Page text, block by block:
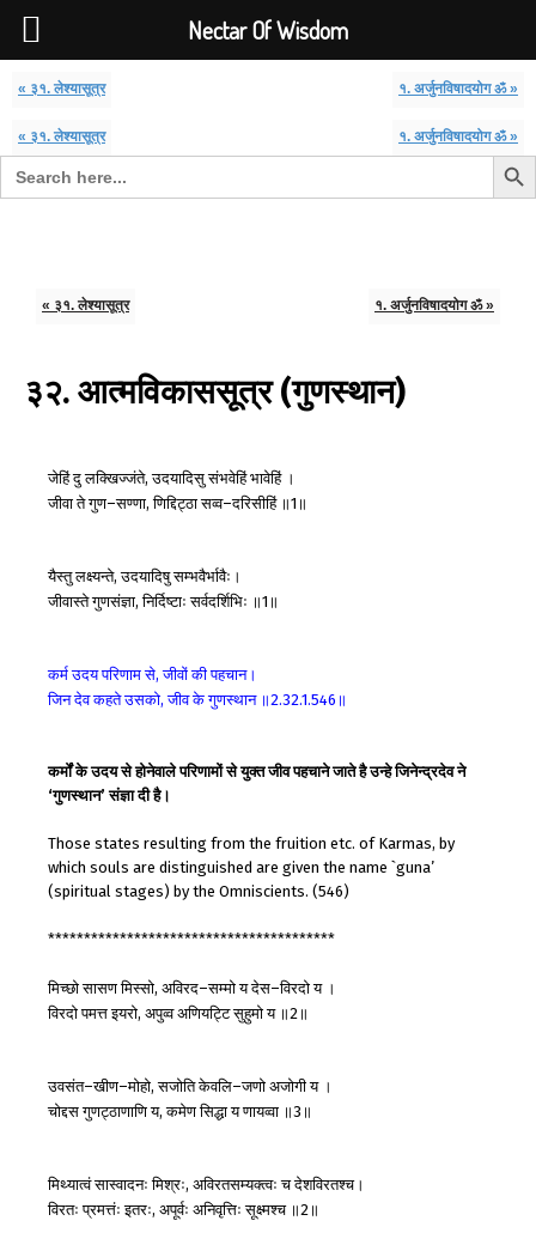
« ३१. लेश्यासूत्र १. अर्जुनविषादयोग ॐ »
« ३१. लेश्यासूत्र १. अर्जुनविषादयोग ॐ »
Search for: Search
« ३१. लेश्यासूत्र १. अर्जुनविषादयोग ॐ »
३२. आत्मविकाससूत्र (गुणस्थान)
जेहिंदुलक्खिज्जंते,उदयादिसुसंभवेहिंभावेहिं ।
जीवातेगुण–सण्णा,णिद्दिट्ठासव्व–दरिसीहिं ॥1 ॥
यैस्तुलक्ष्यन्ते,उदयादिषुसम्भवैर्भावैः।
जीवास्तेगुणसंज्ञा,निर्दिष्टाः सर्वदर्शिभिः ॥1 ॥
कर्मउदयपरिणामसे,जीवोंकीपहचान।
जिनदेवकहतेउसको,जीवकेगुणस्थान ॥2.32.1.546 ॥
कर्मों के उदय से होनेवाले परिणामों से युक्त जीव पहचाने जाते है उन्हे जिनेन्द्रदेव ने
‘गुणस्थान’ संज्ञा दी है।
Those states resulting from the fruition etc. of Karmas, by
which souls are distinguished are given the name `guna’
(spiritual stages) by the Omniscients. (546)
****************************************
मिच्छोसासणमिस्सो, अविरद–सम्मोयदेस–विरदोय ।
विरदोपमत्तइयरो, अपुव्वअणियट्टिसुहुमोय ॥2 ॥
उवसंत–खीण–मोहो,सजोतिकेवलि–जणोअजोगीय ।
चोद्दसगुणट्ठाणाणिय,कमेणसिद्धायणायव्वा ॥3 ॥
मिथ्यात्वंसास्वादनः मिश्रः, अविरतसम्यक्त्वः चदेशविरतश्च।
विरतः प्रमत्तंः इतरः, अपूर्वः अनिवृत्तिः सूक्ष्मश्च ॥2 ॥
Nectar Of Wisdom